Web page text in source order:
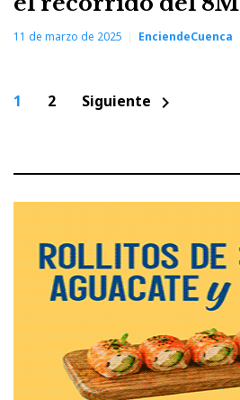
11 de marzo de 2025 EnciendeCuenca
Paginación
1 2 Siguiente chevron_right